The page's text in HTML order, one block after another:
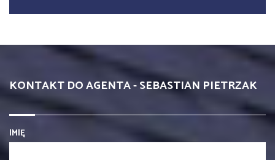
KONTAKT DO AGENTA - SEBASTIAN PIETRZAK
IMIĘ